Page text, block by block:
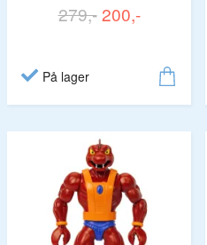
279,- 200,-
På lager